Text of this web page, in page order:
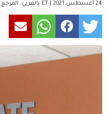
24 أغسطس 2021 | ET بالعربي: المرجع الأول لأخبار الفن والترفيه في العالم العربي